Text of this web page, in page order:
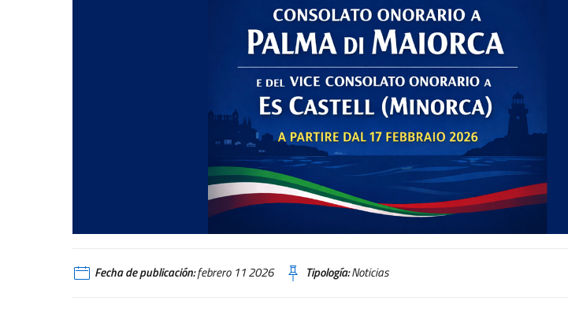
Fecha de publicación:febrero 11 2026 Tipología:Noticias